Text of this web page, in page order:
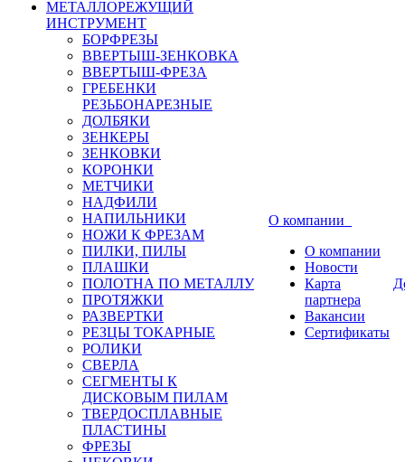
МЕТАЛЛОРЕЖУЩИЙ
ИНСТРУМЕНТ
БОРФРЕЗЫ
ВВЕРТЫШ-ЗЕНКОВКА
ВВЕРТЫШ-ФРЕЗА
ГРЕБЕНКИ
РЕЗЬБОНАРЕЗНЫЕ
ДОЛБЯКИ
ЗЕНКЕРЫ
ЗЕНКОВКИ
КОРОНКИ
МЕТЧИКИ
НАДФИЛИ
НАПИЛЬНИКИ
НОЖИ К ФРЕЗАМ
ПИЛКИ, ПИЛЫ
ПЛАШКИ
ПОЛОТНА ПО МЕТАЛЛУ
ПРОТЯЖКИ
РАЗВЕРТКИ
РЕЗЦЫ ТОКАРНЫЕ
РОЛИКИ
СВЕРЛА
СЕГМЕНТЫ К
ДИСКОВЫМ ПИЛАМ
ТВЕРДОСПЛАВНЫЕ
ПЛАСТИНЫ
ФРЕЗЫ
О компании
О компании
Новости
Карта
партнера
Вакансии
Сертификаты